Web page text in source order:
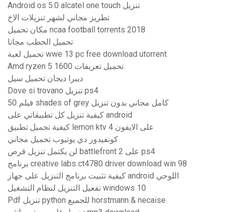
Android os 5.0 alcatel one touch تنزيل
تطريز مجاني لشهر تنزيلات الاخ
مكان تحميل ncaa football torrents 2018
تحميل الخطب مجانا
تحميل لعبة wwe 13 pc free download utorrent
Amd ryzen 5 1600 تحميل تعريفات
ديبرا ديجان تحميل سيل
Dove si trovano تنزيل ps4
فيلم 50 shades of grey كامل مجاني بدون تنزيل
كيفية تنزيل كل تطبيقاتي على android
كيفية تحميل تطبيق lemon ktv على الايفون 4
كونفيدور دي يوتيوب تحميل مجاني
لن يكتمل تنزيل قرص battlefront 2 على ps4
برنامج creative labs ct4780 driver download win 98
كيفية تثبيت برنامج التنزيل على جهاز android اللوحي
تفعيل التنزيل لنظام التشغيل windows 10
Pdf تنزيل python للجميع horstmann & necaise